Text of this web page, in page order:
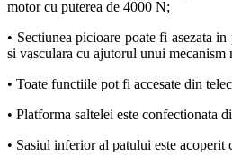
• Sectiunea genunchi poate fi ajustata
• Sectiunea picioare poate fi asezata